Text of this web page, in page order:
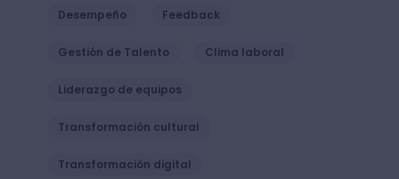
Desempeño Feedback
Gestión de Talento Clima laboral
Liderazgo de equipos
Transformación cultural
Transformación digital